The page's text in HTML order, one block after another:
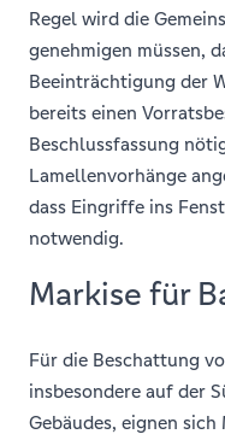
Regel wird die
genehmigen müssen,
Beeinträchtigung der
bereits einen
Beschlussfassung
Lamellenvorhänge
dass Eingriffe ins
notwendig.
Markise für
Für die Beschattung
insbesondere auf der
Gebäudes, eignen